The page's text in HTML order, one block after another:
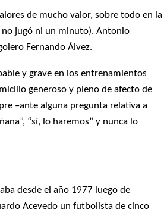
de mucho valor, sobre todo en la
no jugó ni un minuto), Antonio
Fernando Álvez.
y grave en los entrenamientos
generoso y pleno de afecto de
–ante alguna pregunta relativa a
“sí, lo haremos” y nunca lo
desde el año 1977 luego de
Acevedo un futbolista de cinco